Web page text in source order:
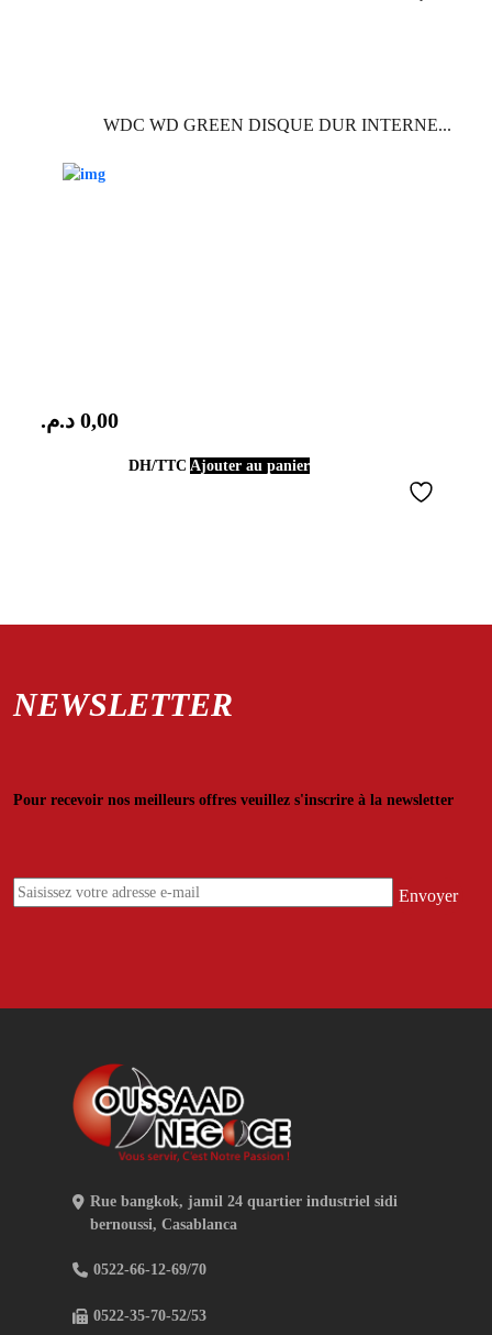
WDC WD GREEN DISQUE DUR INTERNE...
0,00 د.م.
DH/TTC Ajouter au panier
NEWSLETTER
Pour recevoir nos meilleurs offres veuillez s'inscrire à la newsletter
Rue bangkok, jamil 24 quartier industriel sidi
bernoussi, Casablanca
0522-66-12-69/70
0522-35-70-52/53